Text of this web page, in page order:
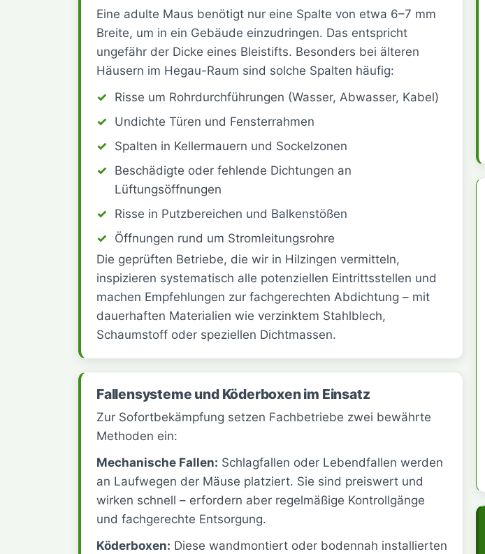
Eine adulte Maus benötigt nur eine Spalte von etwa 6–7 mm
Breite, um in ein Gebäude einzudringen. Das entspricht
ungefähr der Dicke eines Bleistifts. Besonders bei älteren
Häusern im Hegau-Raum sind solche Spalten häufig:
Risse um Rohrdurchführungen (Wasser, Abwasser, Kabel)
Undichte Türen und Fensterrahmen
Spalten in Kellermauern und Sockelzonen
Beschädigte oder fehlende Dichtungen an
Lüftungsöffnungen
Risse in Putzbereichen und Balkenstößen
Öffnungen rund um Stromleitungsrohre
Die geprüften Betriebe, die wir in Hilzingen vermitteln,
inspizieren systematisch alle potenziellen Eintrittsstellen und
machen Empfehlungen zur fachgerechten Abdichtung – mit
dauerhaften Materialien wie verzinktem Stahlblech,
Schaumstoff oder speziellen Dichtmassen.
Fallensysteme und Köderboxen im Einsatz
Zur Sofortbekämpfung setzen Fachbetriebe zwei bewährte
Methoden ein:
Mechanische Fallen: Schlagfallen oder Lebendfallen werden
an Laufwegen der Mäuse platziert. Sie sind preiswert und
wirken schnell – erfordern aber regelmäßige Kontrollgänge
und fachgerechte Entsorgung.
Köderboxen: Diese wandmontiert oder bodennah installierten